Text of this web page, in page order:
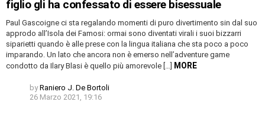
figlio gli ha confessato di essere bisessuale
Paul Gascoigne ci sta regalando momenti di puro divertimento sin dal suo
approdo all’Isola dei Famosi: ormai sono diventati virali i suoi bizzarri
siparietti quando è alle prese con la lingua italiana che sta poco a poco
imparando. Un lato che ancora non è emerso nell’adventure game
condotto da Ilary Blasi è quello più amorevole […]
MORE
by Raniero J. De Bortoli
26 Marzo 2021, 19:16